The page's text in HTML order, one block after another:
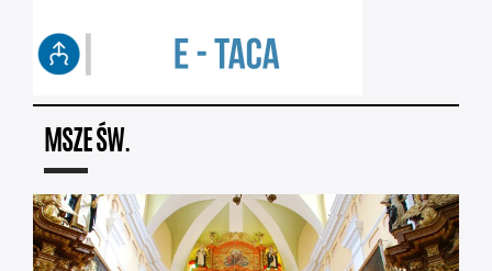
MSZE ŚW.